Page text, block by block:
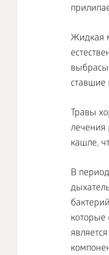
Жидкая
ставшие
Травы
лечения
кашле,
В
которые